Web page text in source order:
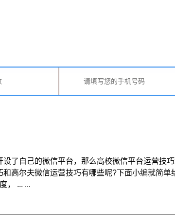
了自己的微信平台，那么高校微信平台运营技
和高尔夫微信运营技巧有哪些呢?下面小编就
， ... ...